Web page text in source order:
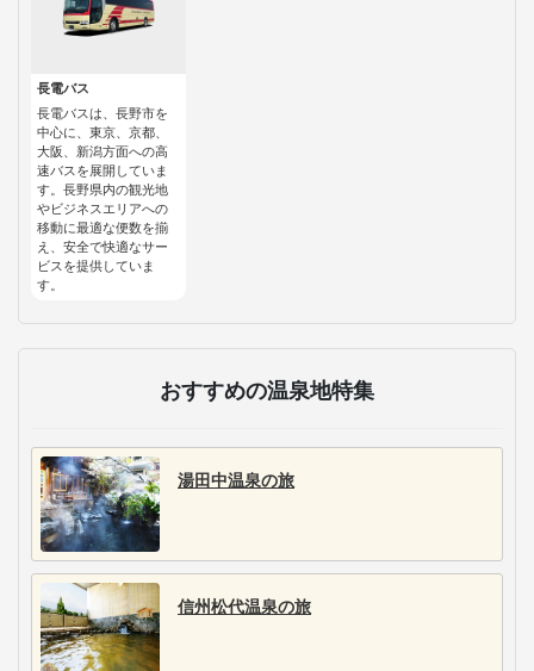
長電バス
長電バスは、長野市を
中心に、東京、京都、
大阪、新潟方面への高
速バスを展開していま
す。長野県内の観光地
やビジネスエリアへの
移動に最適な便数を揃
え、安全で快適なサー
ビスを提供していま
す。
おすすめの温泉地特集
湯田中温泉の旅
信州松代温泉の旅